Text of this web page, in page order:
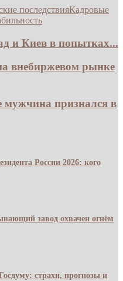
последствияКадровые
и Киев в попытках...
внебиржевом рынке
мужчина признался в
России 2026: кого
завод охвачен огнём
страхи, прогнозы и